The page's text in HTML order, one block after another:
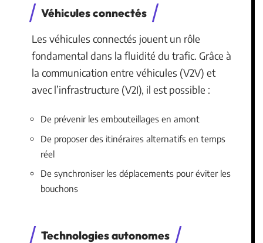
Véhicules connectés
Les véhicules connectés jouent un rôle
fondamental dans la fluidité du trafic. Grâce à
la communication entre véhicules (V2V) et
avec l’infrastructure (V2I), il est possible :
De prévenir les embouteillages en amont
De proposer des itinéraires alternatifs en temps
réel
De synchroniser les déplacements pour éviter les
bouchons
Technologies autonomes